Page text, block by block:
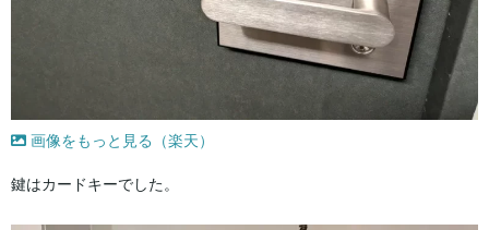
画像をもっと見る（楽天）
鍵はカードキーでした。